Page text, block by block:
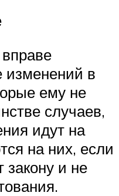
изменений в
ему не
случаев,
идут на
на них, если
закону и не